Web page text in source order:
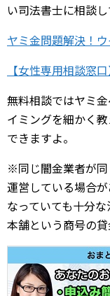
い司法書士に相談し
ヤミ金問題解決！
【女性専用相談窓
無料相談ではヤミ
イミングを細かく
できますよ。
※同じ闇金業者が同
運営している場合
なっていても十分
本舗という商号の貸